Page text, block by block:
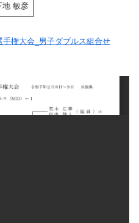
地 敏彦
権大会_男子ダブルス組合せ